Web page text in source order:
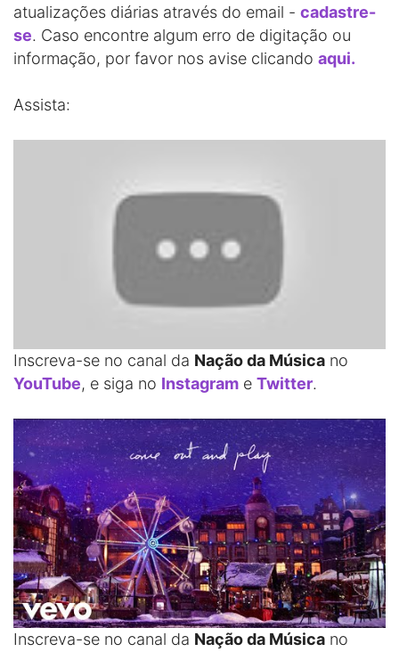
atualizações diárias através do email - cadastre-
se. Caso encontre algum erro de digitação ou
informação, por favor nos avise clicando aqui.
Assista:
Inscreva-se no canal da Nação da Música no
YouTube, e siga no Instagram e Twitter.
Inscreva-se no canal da Nação da Música no